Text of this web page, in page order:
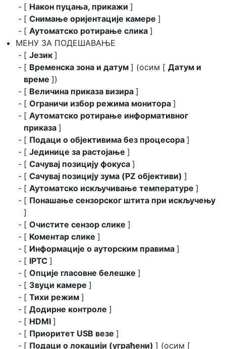
[ Након пуцања, прикажи ]
[ Снимање оријентације камере ]
[ Аутоматско ротирање слика ]
МЕНУ ЗА ПОДЕШАВАЊЕ
[ Језик ]
[ Временска зона и датум ] (осим [ Датум и
време ])
[ Величина приказа визира ]
[ Ограничи избор режима монитора ]
[ Аутоматско ротирање информативног
приказа ]
[ Подаци о објективима без процесора ]
[ Јединице за растојање ]
[ Сачувај позицију фокуса ]
[ Сачувај позицију зума (PZ објективи) ]
[ Аутоматско искључивање температуре ]
[ Понашање сензорског штита при искључењу
]
[ Очистите сензор слике ]
[ Коментар слике ]
[ Информације о ауторским правима ]
[ IPTC ]
[ Опције гласовне белешке ]
[ Звуци камере ]
[ Тихи режим ]
[ Додирне контроле ]
[ HDMI ]
[ Приоритет USB везе ]
[ Подаци о локацији (уграђени) ] (осим [